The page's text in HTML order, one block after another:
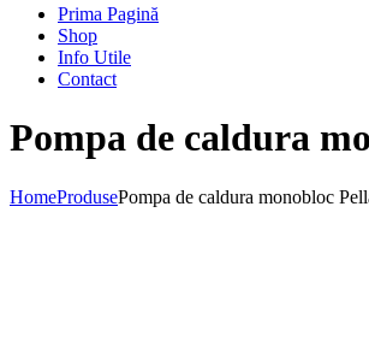
Prima Pagină
Shop
Info Utile
Contact
Pompa de caldura
HomeProdusePompa de caldura monobloc